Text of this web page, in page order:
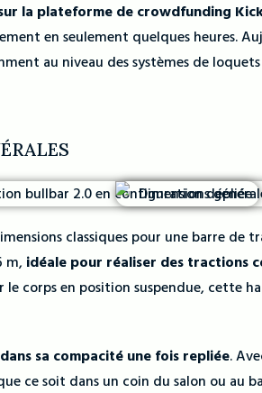
la plateforme de crowdfunding
en seulement quelques heures.
au niveau des systèmes de
classiques pour une barre de
m, idéale pour réaliser des tractions
corps en position suspendue, cette
sa compacité une fois repliée.
ce soit dans un coin du salon ou au